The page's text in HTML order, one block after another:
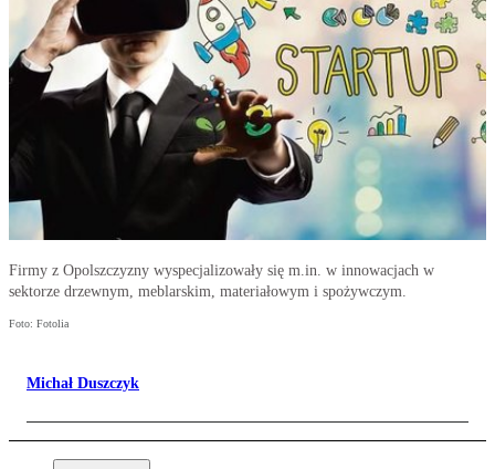
Firmy z Opolszczyzny wyspecjalizowały się m.in. w innowacjach w
sektorze drzewnym, meblarskim, materiałowym i spożywczym.
Foto: Fotolia
Michał Duszczyk